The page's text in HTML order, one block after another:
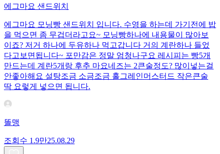
에그마요 샌드위치
에그마요 모닝빵 샌드위치 입니다. 수영을 하는데 가기전에 밥
을 먹으면 좀 무겁더라고요~ 모닝빵하나에 내용물이 많아보
이죠? 저거 하나에 두유하나 먹고갑니다 거의 계란하나 들었
다고보면됩니다~ 포만감은 정말 엄청나구요 레시피는 빵5개
만드는데 계란5개랑 후추 마요네즈는 2큰술정도? 많이넣는걸
안좋아해요 설탕조금 소금조금 홀그레인머스터드 작은큰술
딱 요렇게 넣으면 됩니다.
똘맹
조회수 1.9만25.08.29